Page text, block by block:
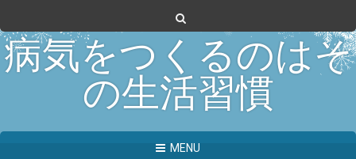
病気をつくるのはそ
の生活習慣
MENU